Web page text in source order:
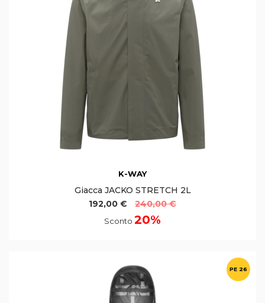
K-WAY
Giacca JACKO STRETCH 2L
192,00 €
240,00 €
Sconto 20%
PE 26